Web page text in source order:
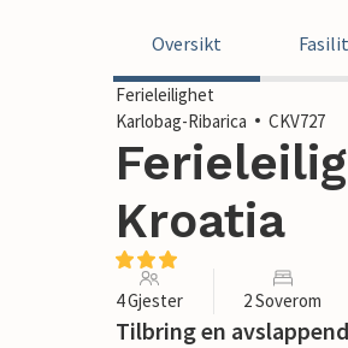
Oversikt
Ferieleilighet
Karlobag-Ribarica
CKV727
Kroatia
4 Gjester 2 Soverom
Tilbring en